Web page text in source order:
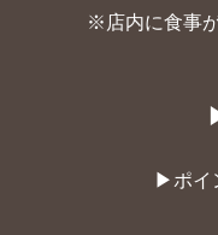
※店内に食事
▶︎ポイ